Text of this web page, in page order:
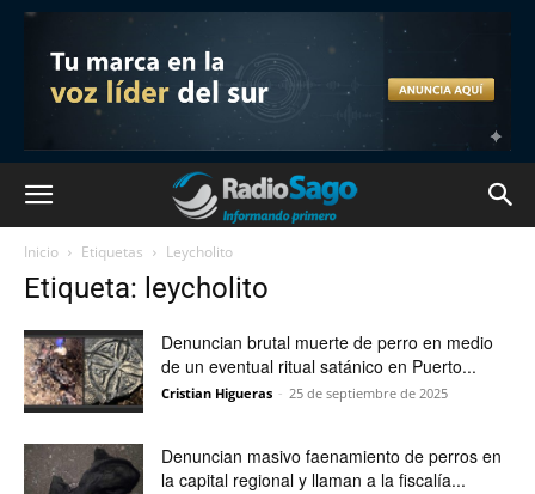
Inicio Etiquetas Leycholito
Etiqueta: leycholito
Denuncian brutal muerte de perro en medio
de un eventual ritual satánico en Puerto...
Cristian Higueras - 25 de septiembre de 2025
Denuncian masivo faenamiento de perros en
la capital regional y llaman a la fiscalía...